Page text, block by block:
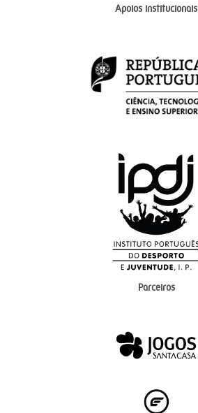
Apoios institucionais
Parceiros